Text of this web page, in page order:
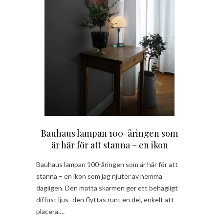
Bauhaus lampan 100-åringen som
är här för att stanna – en ikon
Bauhaus lampan 100-åringen som är här för att
stanna – en ikon som jag njuter av hemma
dagligen. Den matta skärmen ger ett behagligt
diffust ljus- den flyttas runt en del, enkelt att
placera.…